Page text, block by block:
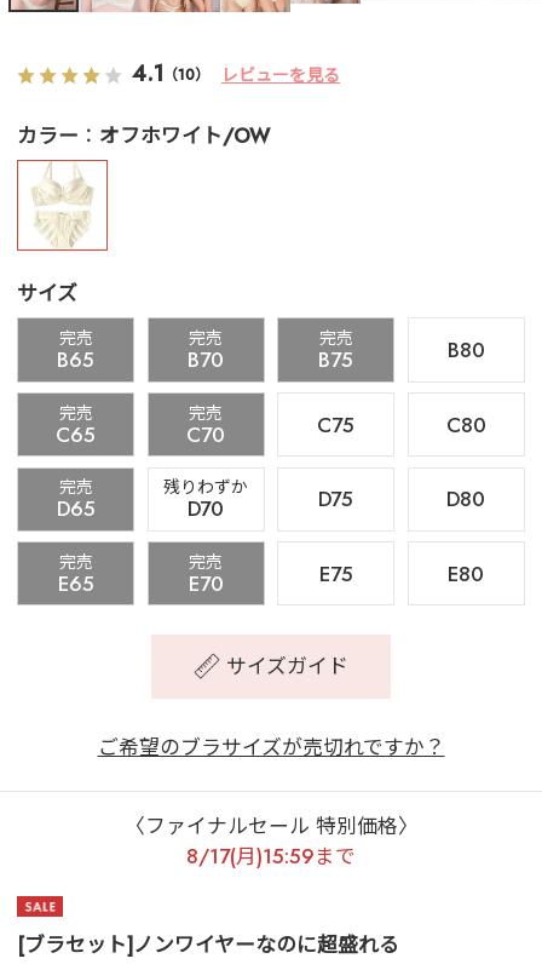
4.1 （10） レビューを見る
カラー オフホワイト/OW
サイズ
完売
B65
完売
B70
完売
B75 B80
完売
C65
完売
C70 C75 C80
完売
D65
残りわずか
D70 D75 D80
完売
E65
完売
E70 E75 E80
サイズガイド
ご希望のブラサイズが売切れですか？
〈ファイナルセール 特別価格〉
8/17(月)15:59まで
[ブラセット]ノンワイヤーなのに超盛れる